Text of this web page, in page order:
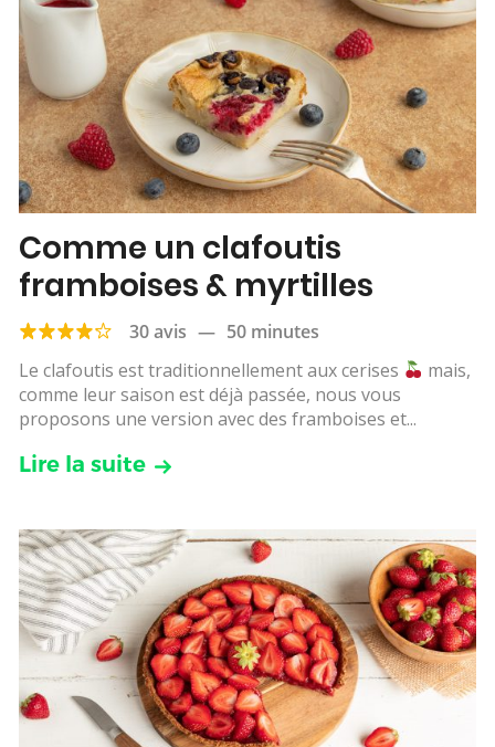
Comme un clafoutis
framboises & myrtilles
30 avis — 50 minutes
Le clafoutis est traditionnellement aux cerises
mais,
comme leur saison est déjà passée, nous vous
proposons une version avec des framboises et...
Lire la suite